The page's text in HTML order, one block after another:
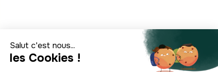
The City of Three Cultures
Cordoba, Spain